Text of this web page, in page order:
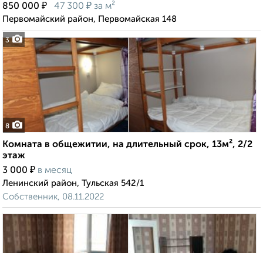
3
850 000 ₽ 47 300 ₽ за м²
Первомайский район, Первомайская 148
8
Комната в общежитии, на длительный срок, 13м², 2/2
этаж
3 000 ₽ в месяц
Ленинский район, Тульская 542/1
Собственник, 08.11.2022